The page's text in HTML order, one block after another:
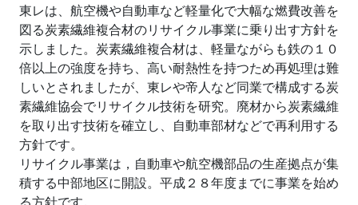
東レは、航空機や自動車など軽量化で大幅な燃費改善を
図る炭素繊維複合材のリサイクル事業に乗り出す方針を
示しました。炭素繊維複合材は、軽量ながらも鉄の１０
倍以上の強度を持ち、高い耐熱性を持つため再処理は難
しいとされましたが、東レや帝人など同業で構成する炭
素繊維協会でリサイクル技術を研究。廃材から炭素繊維
を取り出す技術を確立し、自動車部材などで再利用する
方針です。
リサイクル事業は，自動車や航空機部品の生産拠点が集
積する中部地区に開設。平成２８年度までに事業を始め